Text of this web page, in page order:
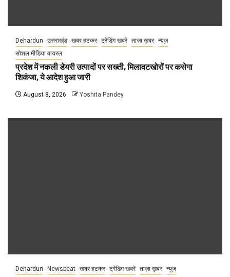
Dehardun उत्तराखंड खबर हटकर ट्रेंडिंग खबरें ताज़ा ख़बर न्यूज़
सोशल मीडिया वायरल
प्रदेश में नकली डेयरी उत्पादों पर सख्ती, मिलावटखोरों पर कसेगा
शिकंजा, ये आदेश हुआ जारी
August 8, 2026 Yoshita Pandey
Dehardun Newsbeat खबर हटकर ट्रेंडिंग खबरें ताज़ा ख़बर न्यूज़